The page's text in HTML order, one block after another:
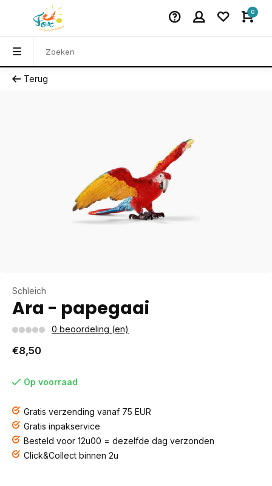
0
Terug
Schleich
Ara - papegaai
0 beoordeling (en)
€8,50
Op voorraad
Gratis verzending vanaf 75 EUR
Gratis inpakservice
Besteld voor 12u00 = dezelfde dag verzonden
Click&Collect binnen 2u